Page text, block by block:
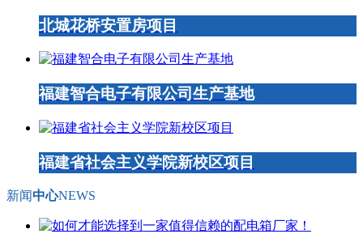
北城花桥安置房项目
福建智合电子有限公司生产基地
福建省社会主义学院新校区项目
新闻中心NEWS